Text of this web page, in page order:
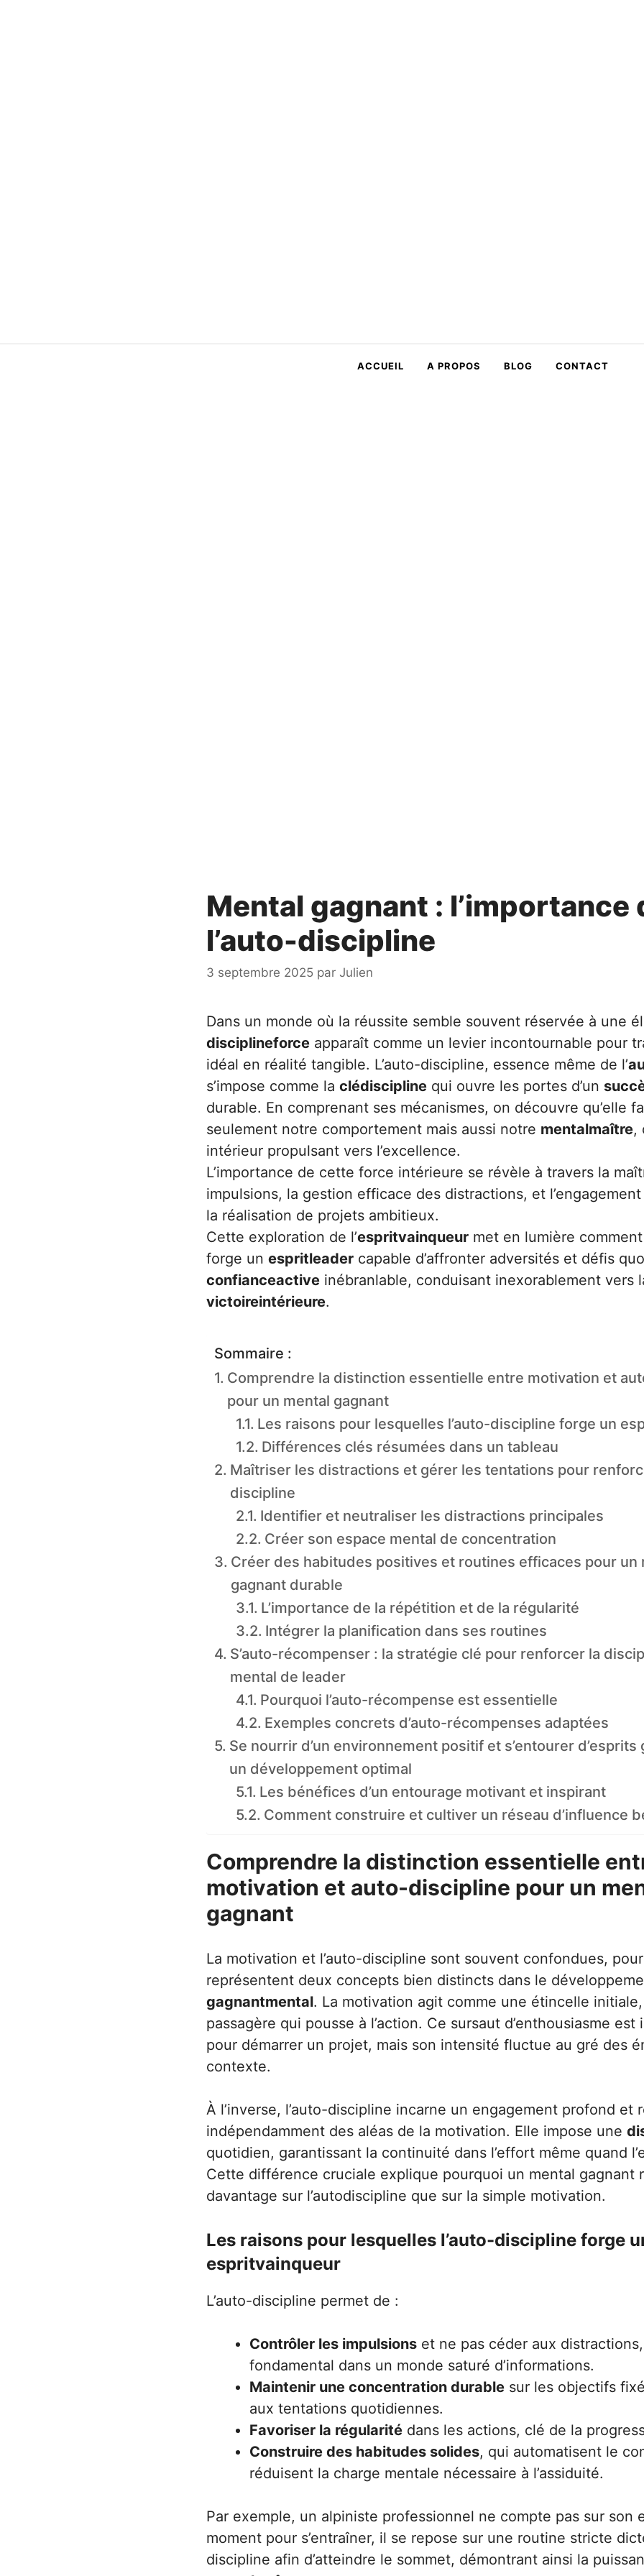
ACCUEIL A PROPOS BLOG CONTACT
Mental gagnant : l’importance
l’auto-discipline
3 septembre 2025 par Julien
Dans un monde où la réussite semble souvent réservée à une
disciplineforce apparaît comme un levier incontournable pour
idéal en réalité tangible. L’auto-discipline, essence même de l’
s’impose comme la clédiscipline qui ouvre les portes d’un
durable. En comprenant ses mécanismes, on découvre qu’elle
seulement notre comportement mais aussi notre mentalmaître,
intérieur propulsant vers l’excellence.
L’importance de cette force intérieure se révèle à travers la
impulsions, la gestion efficace des distractions, et
la réalisation de projets ambitieux.
Cette exploration de l’espritvainqueur met en lumière
forge un espritleader capable d’affronter adversités et défis
confianceactive inébranlable, conduisant inexorablement vers
victoireintérieure.
Sommaire :
Comprendre la distinction essentielle entre motivation et
pour un mental gagnant
Les raisons pour lesquelles l’auto-discipline forge un
Différences clés résumées dans un tableau
Maîtriser les distractions et gérer les tentations pour
discipline
Identifier et neutraliser les distractions principales
Créer son espace mental de concentration
Créer des habitudes positives et routines efficaces pour un
gagnant durable
L’importance de la répétition et de la régularité
Intégrer la planification dans ses routines
S’auto-récompenser : la stratégie clé pour renforcer la
mental de leader
Pourquoi l’auto-récompense est essentielle
Exemples concrets d’auto-récompenses adaptées
Se nourrir d’un environnement positif et s’entourer d’esprits
un développement optimal
Les bénéfices d’un entourage motivant et inspirant
Comment construire et cultiver un réseau d’influence
Comprendre la distinction essentielle
motivation et auto-discipline pour un
gagnant
La motivation et l’auto-discipline sont souvent confondues,
représentent deux concepts bien distincts dans le
gagnantmental. La motivation agit comme une étincelle
passagère qui pousse à l’action. Ce sursaut d’enthousiasme est
pour démarrer un projet, mais son intensité fluctue au gré des
contexte.
À l’inverse, l’auto-discipline incarne un engagement profond et
indépendamment des aléas de la motivation. Elle impose une
quotidien, garantissant la continuité dans l’effort même quand
Cette différence cruciale explique pourquoi un mental gagnant
davantage sur l’autodiscipline que sur la simple motivation.
Les raisons pour lesquelles l’auto-discipline forge
espritvainqueur
L’auto-discipline permet de :
Contrôler les impulsions et ne pas céder aux
fondamental dans un monde saturé d’informations.
Maintenir une concentration durable sur les objectifs
aux tentations quotidiennes.
Favoriser la régularité dans les actions, clé de la
Construire des habitudes solides, qui automatisent le
réduisent la charge mentale nécessaire à l’assiduité.
Par exemple, un alpiniste professionnel ne compte pas sur son
moment pour s’entraîner, il se repose sur une routine stricte
discipline afin d’atteindre le sommet, démontrant ainsi la